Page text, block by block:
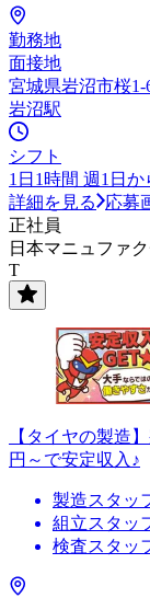
勤務地
面接地
宮城県岩沼市桜1-
岩沼駅
シフト
1日1時間 週1日か
詳細を見る
応募
正社員
日本マニュファ
T
【タイヤの製造
円～で安定収入♪
製造スタッ
組立スタッ
検査スタッ